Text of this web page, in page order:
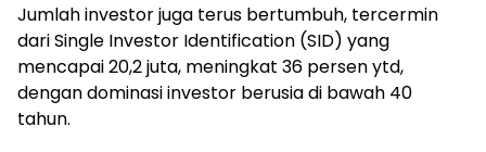
Jumlah investor juga terus bertumbuh, tercermin
dari Single Investor Identification (SID) yang
mencapai 20,2 juta, meningkat 36 persen ytd,
dengan dominasi investor berusia di bawah 40
tahun.